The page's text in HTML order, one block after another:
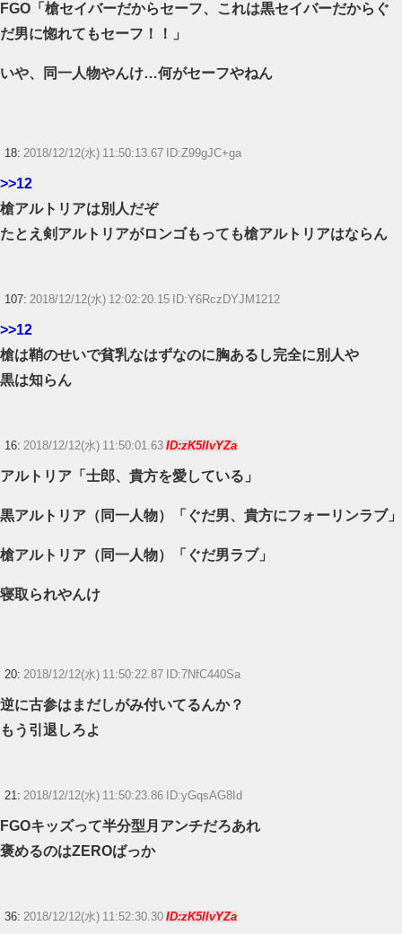
FGO「槍セイバーだからセーフ、これは黒セイバーだからぐ
だ男に惚れてもセーフ！！」
いや、同一人物やんけ…何がセーフやねん
18: 2018/12/12(水) 11:50:13.67 ID:Z99gJC+ga
>>12
槍アルトリアは別人だぞ
たとえ剣アルトリアがロンゴもっても槍アルトリアはならん
107: 2018/12/12(水) 12:02:20.15 ID:Y6RczDYJM1212
>>12
槍は鞘のせいで貧乳なはずなのに胸あるし完全に別人や
黒は知らん
16: 2018/12/12(水) 11:50:01.63 ID:zK5lIvYZa
アルトリア「士郎、貴方を愛している」
黒アルトリア（同一人物）「ぐだ男、貴方にフォーリンラブ」
槍アルトリア（同一人物）「ぐだ男ラブ」
寝取られやんけ
20: 2018/12/12(水) 11:50:22.87 ID:7NfC440Sa
逆に古参はまだしがみ付いてるんか？
もう引退しろよ
21: 2018/12/12(水) 11:50:23.86 ID:yGqsAG8Id
FGOキッズって半分型月アンチだろあれ
褒めるのはZEROばっか
36: 2018/12/12(水) 11:52:30.30 ID:zK5lIvYZa